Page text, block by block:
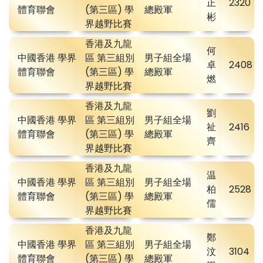
體育聯會
(第三區) 學
界越野比賽
總殿軍
彬
中國香港 學界
體育聯會
香港及九龍
區 第三組別
(第三區) 學
界越野比賽
男子組全場
總殿軍
何
卓
燃
2408
中國香港 學界
體育聯會
香港及九龍
區 第三組別
(第三區) 學
界越野比賽
男子組全場
總殿軍
劉
祉
齊
2416
中國香港 學界
體育聯會
香港及九龍
區 第三組別
(第三區) 學
界越野比賽
男子組全場
總殿軍
温
柏
儒
2528
中國香港 學界
體育聯會
香港及九龍
區 第三組別
(第三區) 學
男子組全場
總殿軍
鄭
汶
3104